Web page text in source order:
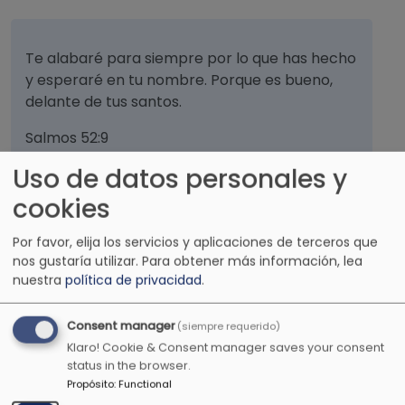
Te alabaré para siempre por lo que has hecho
y esperaré en tu nombre. Porque es bueno,
delante de tus santos.
Salmos 52:9
Hijo mío, no menosprecies la disciplina del
Señor. Ni te canses de su corrección.
Proverbios 3:11
No permitas que nadie menosprecie tu
juventud, debes ser un ejemplo de los
Uso de datos personales y
cookies
Por favor, elija los servicios y aplicaciones de terceros que
nos gustaría utilizar. Para obtener más información, lea
nuestra política de privacidad.
Consent manager(siempre requerido)
Klaro! Cookie & Consent manager saves your consent
status in the browser.
Propósito:Functional